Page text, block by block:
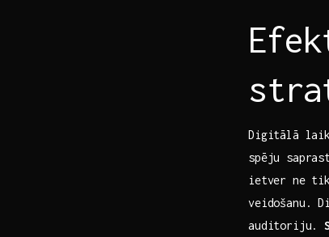
Digitālā
spēju
ietver⁤ ne
veidošanu.
auditoriju.